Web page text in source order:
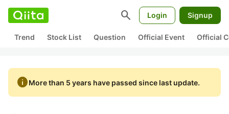
search Login Signup
Trend Stock List Question Official Event Official
infoMore than 5 years have passed since last update.